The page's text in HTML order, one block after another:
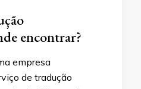
encontrar?
empresa
de tradução